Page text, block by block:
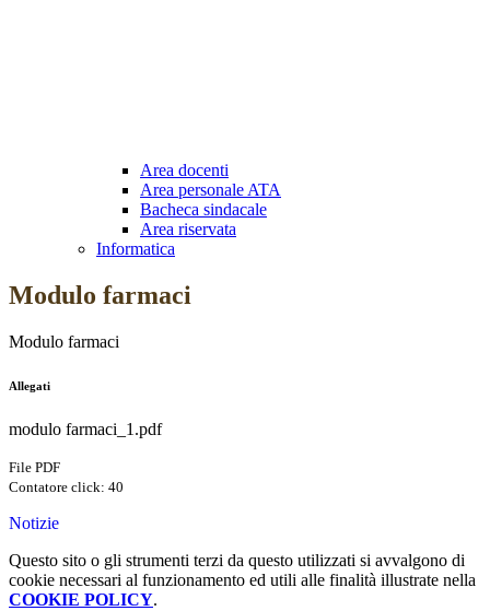
Area docenti
Area personale ATA
Bacheca sindacale
Area riservata
Informatica
Modulo farmaci
Modulo farmaci
Allegati
modulo farmaci_1.pdf
File PDF
Contatore click: 40
Notizie
Questo sito o gli strumenti terzi da questo utilizzati si avvalgono di
cookie necessari al funzionamento ed utili alle finalità illustrate nella
COOKIE POLICY.